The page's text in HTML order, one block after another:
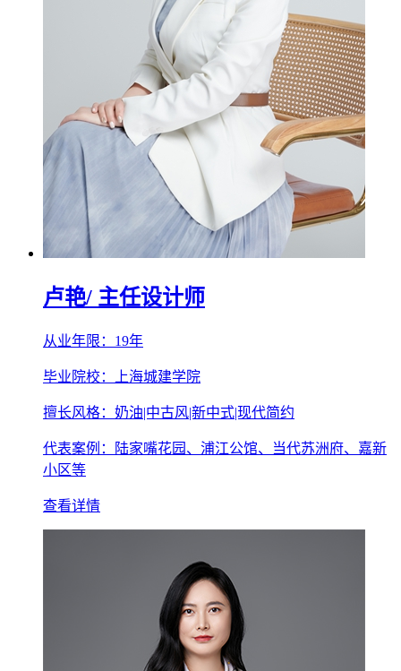
卢艳/ 主任设计师
从业年限：19年
毕业院校：上海城建学院
擅长风格：奶油|中古风|新中式|现代简约
代表案例：陆家嘴花园、浦江公馆、当代苏洲府、嘉新
小区等
查看详情